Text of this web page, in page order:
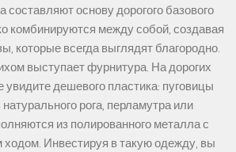
составляют основу дорогого базового
комбинируются между собой, создавая
которые всегда выглядят благородно.
выступает фурнитура. На дорогих
увидите дешевого пластика: пуговицы
рога, перламутра или
из полированного металла с
Инвестируя в такую одежду, вы